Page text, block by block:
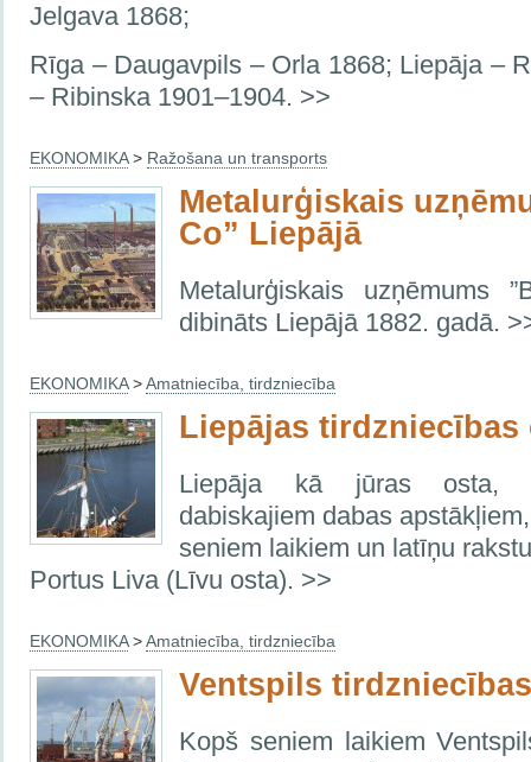
Jelgava 1868;
Rīga – Daugavpils – Orla 1868; Liepāja –
– Ribinska 1901–1904. >>
EKONOMIKA> Ražošana un transports
Metalurģiskais
Co” Liepājā
Metalurģiskais uzņēmums
dibināts Liepājā 1882. gadā.
EKONOMIKA>Amatniecība, tirdzniecība
Liepājas tirdzniecības
Liepāja kā jūras osta,
dabiskajiem dabas
seniem laikiem un latīņu
Portus Liva (Līvu osta). >>
EKONOMIKA>Amatniecība, tirdzniecība
Ventspils
Kopš seniem laikiem